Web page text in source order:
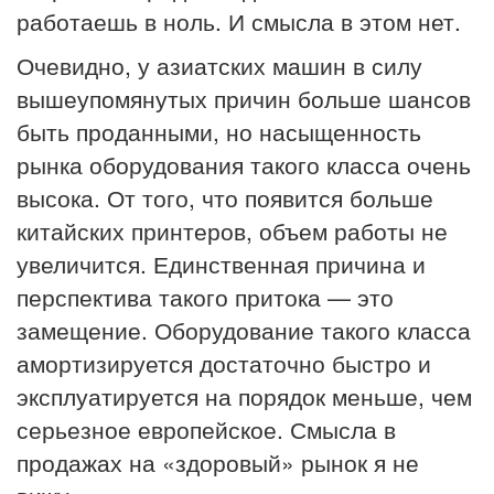
работаешь в ноль. И смысла в этом нет.
Очевидно, у азиатских машин в силу
вышеупомянутых причин больше шансов
быть проданными, но насыщенность
рынка оборудования такого класса очень
высока. От того, что появится больше
китайских принтеров, объем работы не
увеличится. Единственная причина и
перспектива такого притока — это
замещение. Оборудование такого класса
амортизируется достаточно быстро и
эксплуатируется на порядок меньше, чем
серьезное европейское. Смысла в
продажах на «здоровый» рынок я не